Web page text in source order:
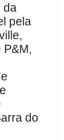
da
pela
P&M,
do